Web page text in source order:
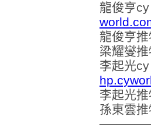
龍俊亨cy
龍俊亨推
梁耀燮推
李起光cy
李起光推
孫東雲推